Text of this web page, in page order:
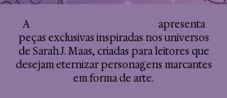
A
apresenta
peças exclusivas inspiradas nos universos
de Sarah J. Maas, criadas para leitores que
desejam eternizar personagens marcantes
em forma de arte.